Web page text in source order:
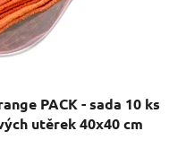
PACK - sada 10 ks
utěrek 40x40 cm